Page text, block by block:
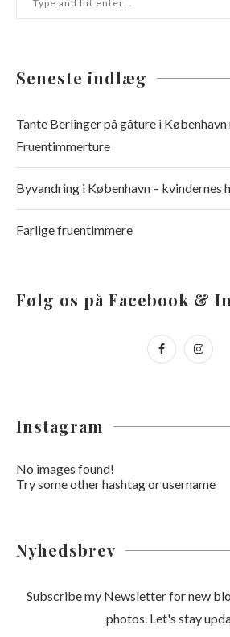
Seneste indlæg
Tante Berlinger på gåture i København
Fruentimmerture
Byvandring i København – kvindernes
Farlige fruentimmere
Følg os på Facebook &
Instagram
No images found!
Try some other hashtag or username
Nyhedsbrev
Subscribe my Newsletter for new
photos. Let's stay